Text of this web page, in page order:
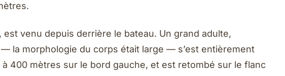
est venu depuis derrière le bateau. Un grand adulte,
la morphologie du corps était large — s’est entièrement
à 400 mètres sur le bord gauche, et est retombé sur le flanc